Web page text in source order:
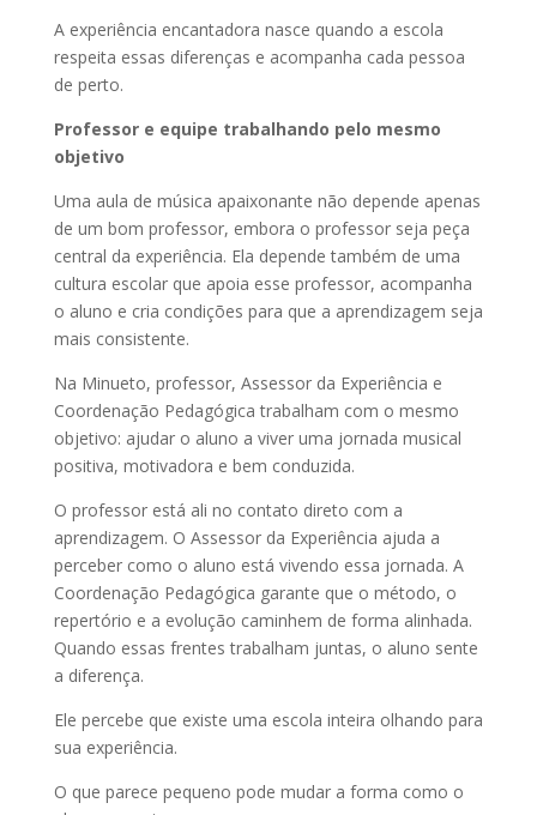
A experiência encantadora nasce quando a escola
respeita essas diferenças e acompanha cada pessoa
de perto.
Professor e equipe trabalhando pelo mesmo
objetivo
Uma aula de música apaixonante não depende apenas
de um bom professor, embora o professor seja peça
central da experiência. Ela depende também de uma
cultura escolar que apoia esse professor, acompanha
o aluno e cria condições para que a aprendizagem seja
mais consistente.
Na Minueto, professor, Assessor da Experiência e
Coordenação Pedagógica trabalham com o mesmo
objetivo: ajudar o aluno a viver uma jornada musical
positiva, motivadora e bem conduzida.
O professor está ali no contato direto com a
aprendizagem. O Assessor da Experiência ajuda a
perceber como o aluno está vivendo essa jornada. A
Coordenação Pedagógica garante que o método, o
repertório e a evolução caminhem de forma alinhada.
Quando essas frentes trabalham juntas, o aluno sente
a diferença.
Ele percebe que existe uma escola inteira olhando para
sua experiência.
O que parece pequeno pode mudar a forma como o